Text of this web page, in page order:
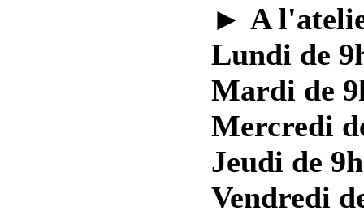
► A
Lundi de
Mardi de
Mercredi
Jeudi de
Vendredi